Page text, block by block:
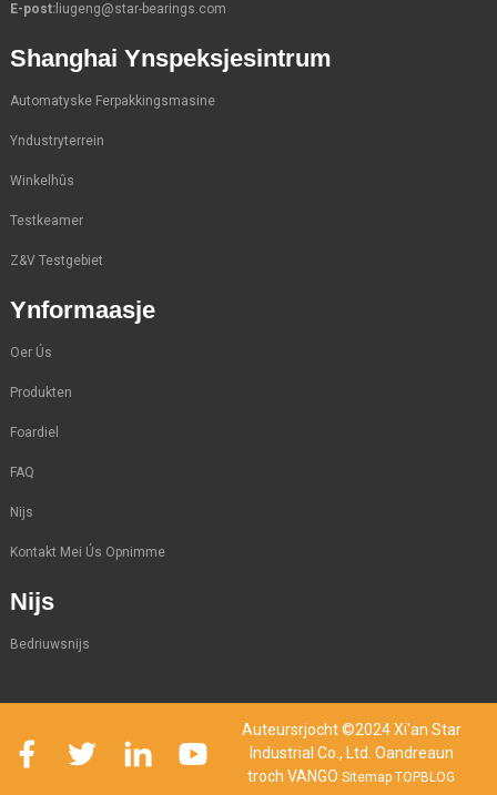
E-post:liugeng@star-bearings.com
Shanghai Ynspeksjesintrum
Automatyske Ferpakkingsmasine
Yndustryterrein
Winkelhûs
Testkeamer
Z&V Testgebiet
Ynformaasje
Oer Ús
Produkten
Foardiel
FAQ
Nijs
Kontakt Mei Ús Opnimme
Nijs
Bedriuwsnijs
Auteursrjocht ©2024 Xi'an Star
Industrial Co., Ltd. Oandreaun
troch VANGOSitemapTOPBLOG